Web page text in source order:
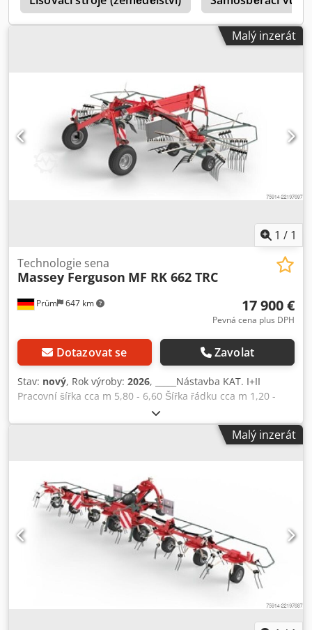
Malý inzerát
1 / 1
Prüm 647 km
Technologie sena
Massey Ferguson MF RK 662 TRC
17 900 €
Pevná cena plus DPH
Dotazovat se Zavolat
Stav: nový, Rok výroby: 2026, _____Nástavba KAT. I+II
Pracovní šířka cca m 5,80 - 6,60 Šířka řádku cca m 1,20 -
1,80 Transportní šířka cca m 2,75 Transportní výška cca m
(ramena s hroty namontována) 3,70 Transportní výška cca
m (ramena s hroty demontována) 3,18 Transportní délka
rotorů 3x 16/6.50-8 Pneumatiky přepravního podvozku
10.0/75 - 15.3 Potřebný výkon cca kW/HP 19/26 Požadované
hydraulické přípojky 1x EW Výškové nastavení rotorů
mechanické Otáčky vývodového hřídele ot./min. 540 Csdpfx
Aszgqrbjp Iorf Standardní kloubová hřídel v sérii Profil
kloubové hřídele 1 3/8" 6 drážek Volnoběh ve vedlejším
pohonu v sérii Výstražné tabule v sérii Osvětlení v sérii
Hmotnost cca kg 1350 Speciální výbava: - Jednotlivé
zdvihání el. předvolba - Tandemová náprava s koly 16/6.50-
Malý inzerát